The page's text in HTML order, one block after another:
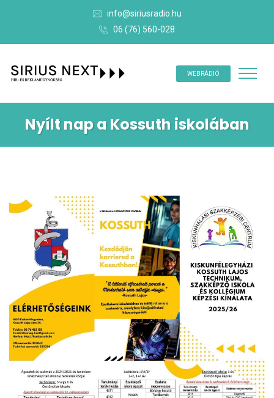
info@siriusradio.hu
06 (76) 560-028
WEBRÁDIÓ
Nyílt nap a Kossuth iskolában